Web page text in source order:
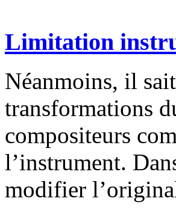
Limitation
Néanmoins, il
transformations
compositeurs
l’instrument.
modifier